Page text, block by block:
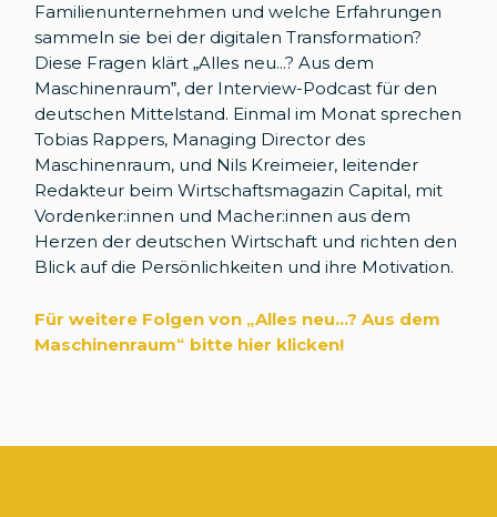
Familienunternehmen und welche Erfahrungen
sammeln sie bei der digitalen Transformation?
Diese Fragen klärt „Alles neu...? Aus dem
Maschinenraum”, der Interview-Podcast für den
deutschen Mittelstand. Einmal im Monat sprechen
Tobias Rappers, Managing Director des
Maschinenraum, und Nils Kreimeier, leitender
Redakteur beim Wirtschaftsmagazin Capital, mit
Vordenker:innen und Macher:innen aus dem
Herzen der deutschen Wirtschaft und richten den
Blick auf die Persönlichkeiten und ihre Motivation.
Für weitere Folgen von „Alles neu...? Aus dem
Maschinenraum“ bitte hier klicken!